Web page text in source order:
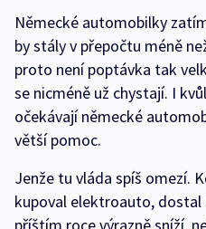
Německé automobilky
by stály v přepočtu méně
proto není poptávka tak
se nicméně už chystají. I
očekávají německé
větší pomoc.
Jenže tu vláda spíš omezí.
kupoval elektroauto,